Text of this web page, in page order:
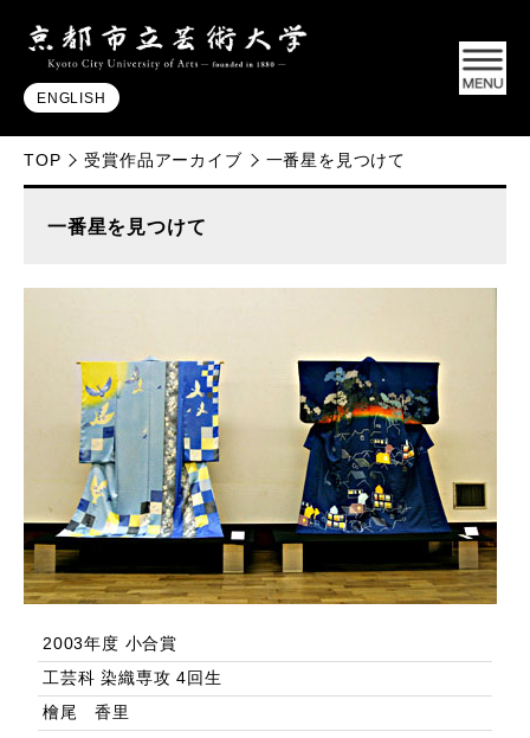
ENGLISH
TOP 受賞作品アーカイブ 一番星を見つけて
一番星を見つけて
2003年度 小合賞
工芸科 染織専攻 4回生
檜尾 香里